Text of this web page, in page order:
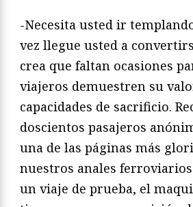
-Necesita usted ir
vez llegue usted a
crea que faltan ocasiones
viajeros demuestren su
capacidades de sacrificio.
doscientos pasajeros
una de las páginas más
nuestros anales
un viaje de prueba, el